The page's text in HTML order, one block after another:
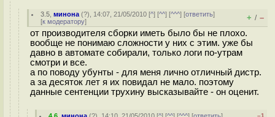
3.5 ,минона (?), 14:07, 21/05/2010 [^] [^^] [^^^] [ответить]
[к модератору] + / –
от производителя сборки иметь было бы не плохо.
вообще не понимаю сложности у них с этим. уже бы
давно в автомате собирали, только логи по-утрам
смотри и все.
а по поводу убунты - для меня лично отличный дистр.
а за десяток лет я их повидал не мало. поэтому
данные сентенции трухину высказывайте - он оценит.
–1